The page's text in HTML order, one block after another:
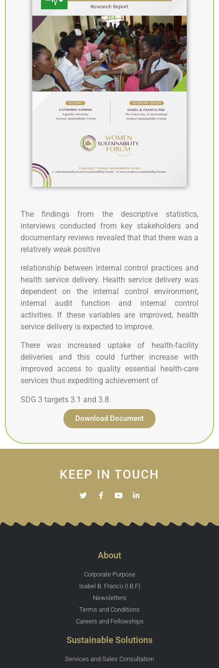
The findings from the descriptive statistics,
interviews conducted from key stakeholders and
documentary reviews revealed that that there was a
relatively weak positive
relationship between internal control practices and
health service delivery. Health service delivery was
dependent on the internal control environment,
internal audit function and internal control
activities. If these variables are improved, health
service delivery is expected to improve.
There was increased uptake of health-facility
deliveries and this could further increase with
improved access to quality essential health-care
services thus expediting achievement of
SDG 3 targets 3.1 and 3.8.
Download Document
KEEP IN TOUCH
About
Corporate Purpose
Isabel B. Franco (I.B.F)
Newsletters
Terms and Conditions
Careers and Fellowships
Sustainable Solutions
Services and Sales Consultation